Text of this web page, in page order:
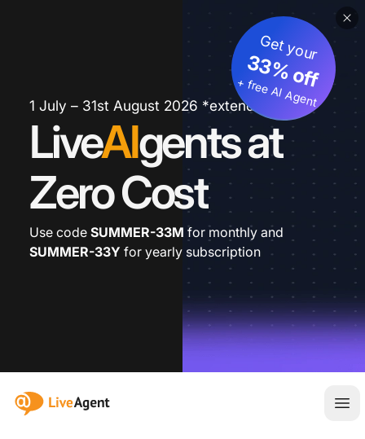
1 July – 31st August 2026 *extended
LiveAIgents at
Zero Cost
Get your
33% off
+ free AI Agent
Use code SUMMER-33M for monthly and
SUMMER-33Y for yearly subscription
:site.title